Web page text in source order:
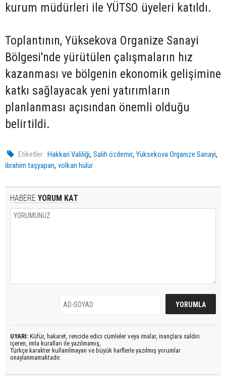
kurum müdürleri ile YÜTSO üyeleri katıldı.
Toplantının, Yüksekova Organize Sanayi
Bölgesi'nde yürütülen çalışmaların hız
kazanması ve bölgenin ekonomik gelişimine
katkı sağlayacak yeni yatırımların
planlanması açısından önemli olduğu
belirtildi.
Etiketler : Hakkari Valiliği,Salih özdemir,Yüksekova Organize Sanayi,
ibrahim taşyapan, volkan hülür
HABERE YORUM KAT
UYARI: Küfür, hakaret, rencide edici cümleler veya imalar, inançlara saldırı
içeren, imla kuralları ile yazılmamış,
Türkçe karakter kullanılmayan ve büyük harflerle yazılmış yorumlar
onaylanmamaktadır.